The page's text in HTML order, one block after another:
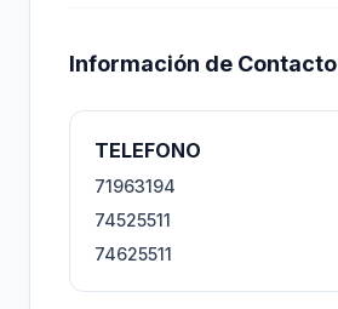
Información de Contacto
TELEFONO
71963194
74525511
74625511